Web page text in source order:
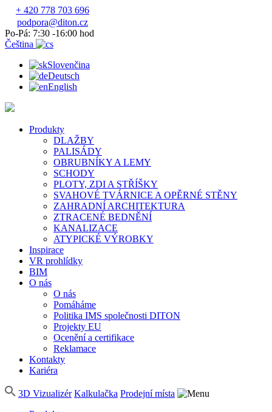
+ 420 778 703 696
podpora@diton.cz
Po-Pá: 7:30 -16:00 hod
Čeština
Slovenčina
Deutsch
English
Produkty
DLAŽBY
PALISÁDY
OBRUBNÍKY A LEMY
SCHODY
PLOTY, ZDI A STŘÍŠKY
SVAHOVÉ TVÁRNICE A OPĚRNÉ STĚNY
ZAHRADNÍ ARCHITEKTURA
ZTRACENÉ BEDNĚNÍ
KANALIZACE
ATYPICKÉ VÝROBKY
Inspirace
VR prohlídky
BIM
O nás
O nás
Pomáháme
Politika IMS společnosti DITON
Projekty EU
Ocenění a certifikace
Reklamace
Kontakty
Kariéra
3D Vizualizér Kalkulačka Prodejní místa